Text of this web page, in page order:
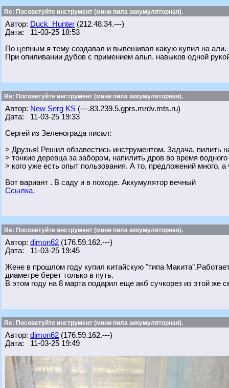
Re: Посоветуйте инструмент (мини пила аккумуляторная).
Автор: Duck_Hunter (212.48.34.---)
Дата: 11-03-25 18:53
По цепным я тему создавал и вывешивал какую купил на
При опиливании дубов с примением альп. навыков одной
Re: Посоветуйте инструмент (мини пила аккумуляторная).
Автор: New Serg KS (---.83.239.5.gprs.mrdv.mts.ru)
Дата: 11-03-25 19:33
Сергей из Зеленограда писал:
> Друзья! Решил обзавестись инструментом. Задача, пилить
> тонкие деревца за забором, напилить дров во время
> кого уже есть опыт пользования. А то, предложений много,
Вот вариант . В саду и в походе. Аккумулятор вечный
Ссылка.
Re: Посоветуйте инструмент (мини пила аккумуляторная).
Автор: dimon62 (176.59.162.---)
Дата: 11-03-25 19:45
Жене в прошлом году купил китайскую "типа
диаметре берет только в путь.
В этом году на 8 марта подарил еще акб сучкорез из этой же
Re: Посоветуйте инструмент (мини пила аккумуляторная).
Автор: dimon62 (176.59.162.---)
Дата: 11-03-25 19:49